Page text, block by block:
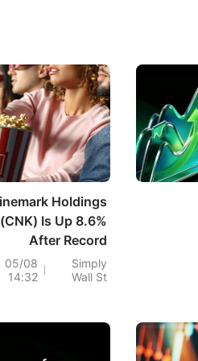
Holdings
(CNK) Is Up 8.6%
After Record
Spider-Man
Weekend And Q2
Simply
Wall St
05/08
14:32